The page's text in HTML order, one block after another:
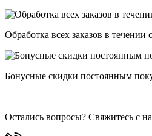
Обработка всех заказов в течении
Бонусные скидки постоянным
Остались вопросы? Свяжитесь с